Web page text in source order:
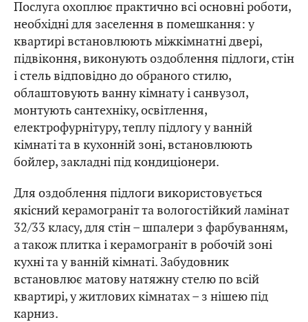
Послуга охоплює практично всі основні роботи,
необхідні для заселення в помешкання: у
квартирі встановлюють міжкімнатні двері,
підвіконня, виконують оздоблення підлоги, стін
і стель відповідно до обраного стилю,
облаштовують ванну кімнату і санвузол,
монтують сантехніку, освітлення,
електрофурнітуру, теплу підлогу у ванній
кімнаті та в кухонній зоні, встановлюють
бойлер, закладні під кондиціонери.
Для оздоблення підлоги використовується
якісний керамограніт та вологостійкий ламінат
32/33 класу, для стін – шпалери з фарбуванням,
а також плитка і керамограніт в робочій зоні
кухні та у ванній кімнаті. Забудовник
встановлює матову натяжну стелю по всій
квартирі, у житлових кімнатах – з нішею під
карниз.